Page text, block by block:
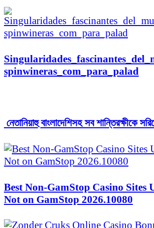
spinwineras_com_para_palad
নেতানিয়াহু বাংলাদেশিসহ সব শান্তিরক্ষীকে
Best Non-GamStop Casino Sites
Not on GamStop 2026.10080